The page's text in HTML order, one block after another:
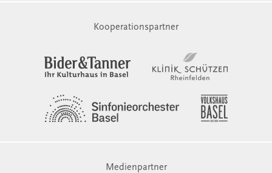
Kooperationspartner
Medienpartner